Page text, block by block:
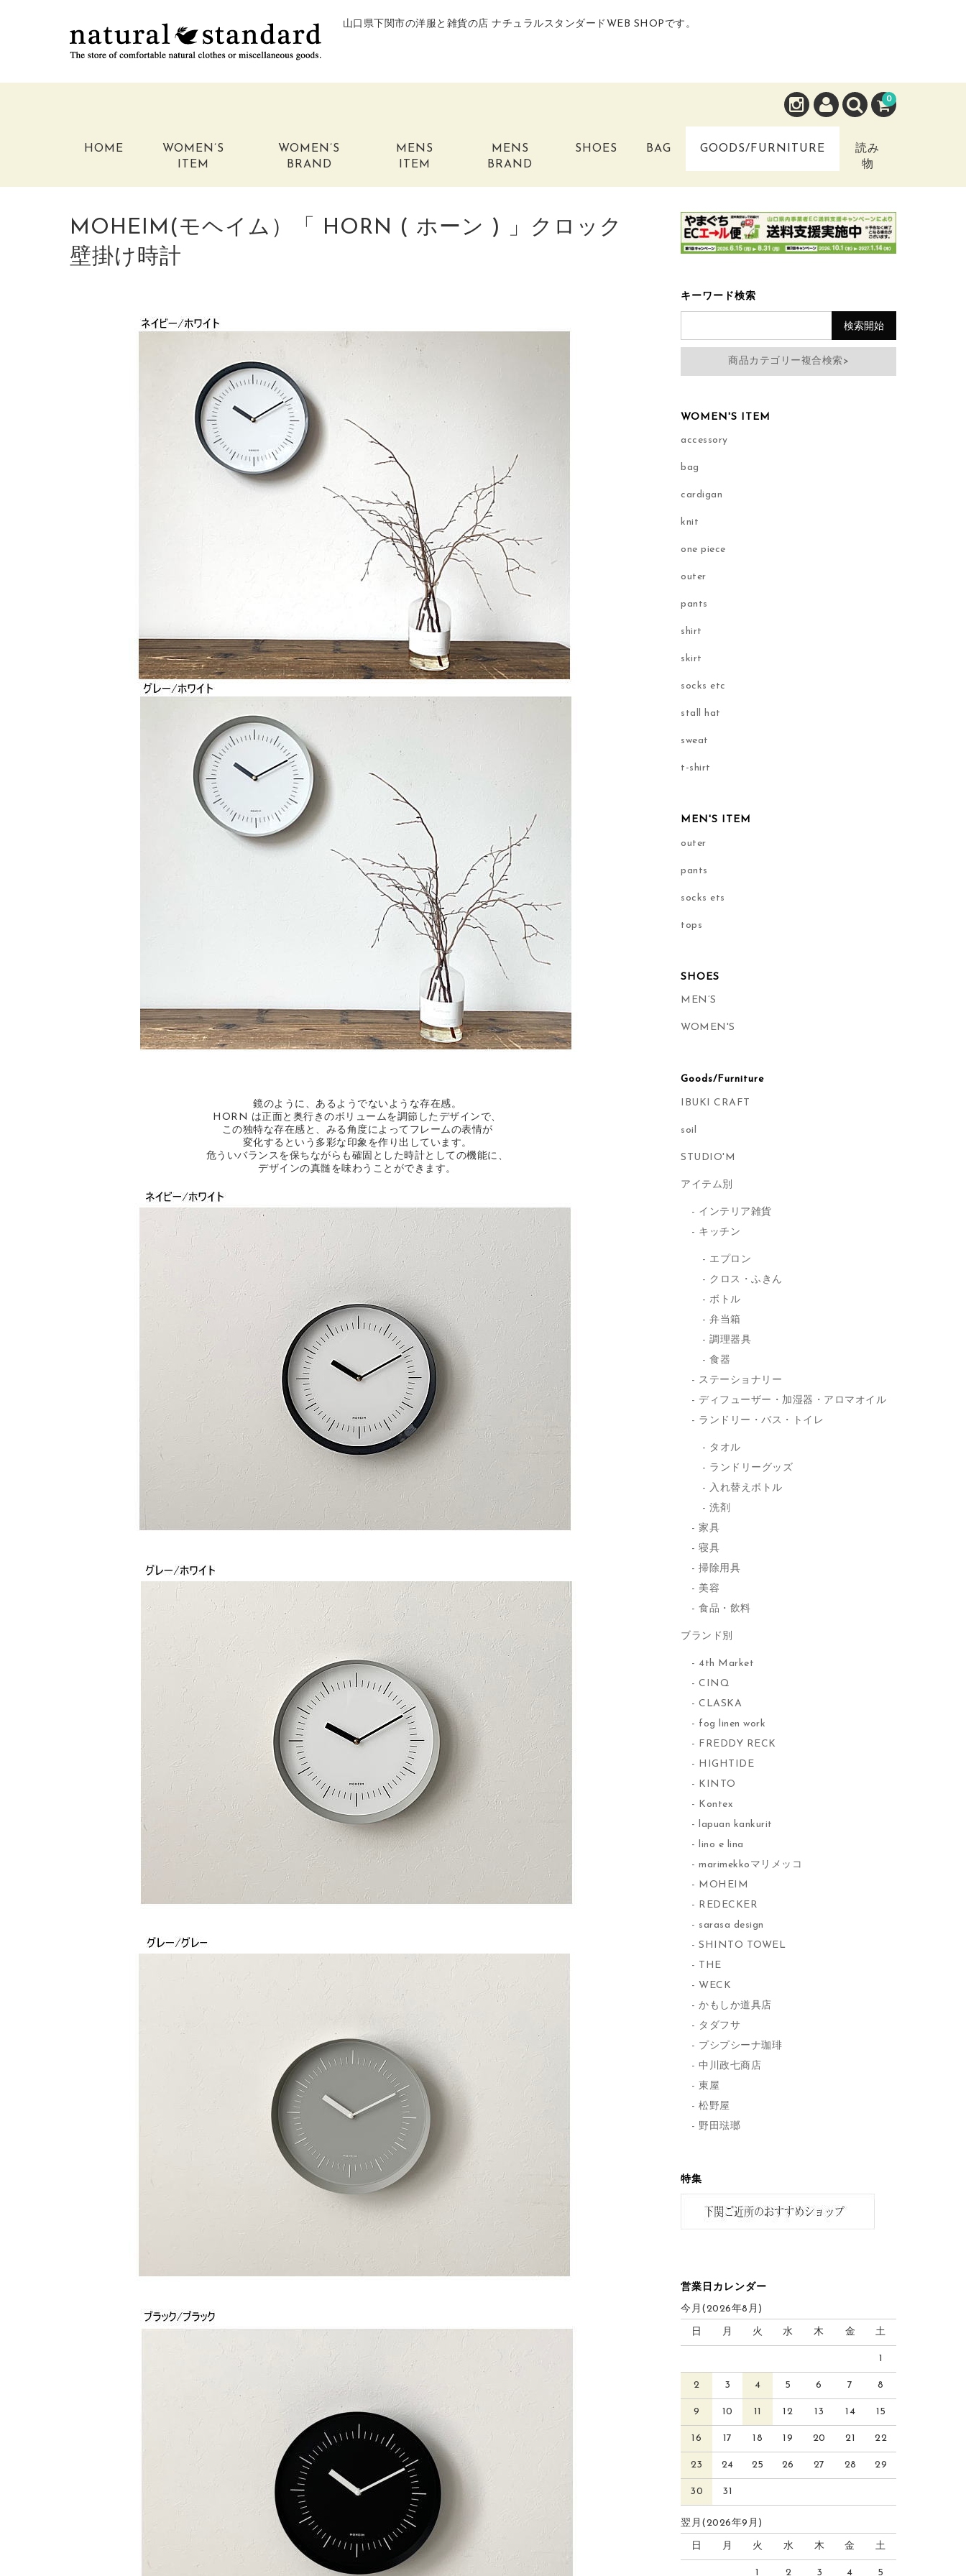
山口県下関市の洋服と雑貨の店 ナチュラルスタンダードWEB SHOPです。
0
HOME
WOMEN’S
ITEM
WOMEN’S
BRAND
MENS
ITEM
MENS
BRAND
SHOES BAG GOODS/FURNITURE
読み
物
MOHEIM(モヘイム）「 HORN ( ホーン ) 」クロック
壁掛け時計
鏡のように、あるようでないような存在感。
HORN は正面と奥行きのボリュームを調節したデザインで、
この独特な存在感と、みる角度によってフレームの表情が
変化するという多彩な印象を作り出しています。
危ういバランスを保ちながらも確固とした時計としての機能に、
デザインの真髄を味わうことができます。
キーワード検索
商品カテゴリー複合検索>
WOMEN'S ITEM
accessory
bag
cardigan
knit
one piece
outer
pants
shirt
skirt
socks etc
stall hat
sweat
t-shirt
MEN'S ITEM
outer
pants
socks ets
tops
SHOES
MEN’S
WOMEN'S
Goods/Furniture
IBUKI CRAFT
soil
STUDIO'M
アイテム別
インテリア雑貨
キッチン
エプロン
クロス・ふきん
ボトル
弁当箱
調理器具
食器
ステーショナリー
ディフューザー・加湿器・アロマオイル
ランドリー・バス・トイレ
タオル
ランドリーグッズ
入れ替えボトル
洗剤
家具
寝具
掃除用具
美容
食品・飲料
ブランド別
4th Market
CINQ
CLASKA
fog linen work
FREDDY RECK
HIGHTIDE
KINTO
Kontex
lapuan kankurit
lino e lina
marimekkoマリメッコ
MOHEIM
REDECKER
sarasa design
SHINTO TOWEL
THE
WECK
かもしか道具店
タダフサ
プシプシーナ珈琲
中川政七商店
東屋
松野屋
野田琺瑯
特集
営業日カレンダー
今月(2026年8月)
日 月 火 水 木 金 土
1
2 3 4 5 6 7 8
9 10 11 12 13 14 15
16 17 18 19 20 21 22
23 24 25 26 27 28 29
30 31
翌月(2026年9月)
日 月 火 水 木 金 土
1 2 3 4 5